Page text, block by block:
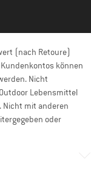
(nach Retoure)
können
Nicht
Lebensmittel
Nicht mit anderen
oder